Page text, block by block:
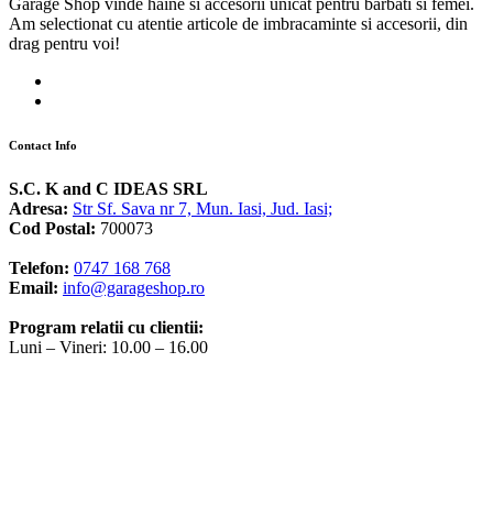
Am selectionat cu atentie articole de imbracaminte si accesorii, din
drag pentru voi!
Contact Info
S.C. K and C IDEAS SRL
Adresa: Str Sf. Sava nr 7, Mun. Iasi, Jud. Iasi;
Cod Postal: 700073
Telefon: 0747 168 768
Email: info@garageshop.ro
Program relatii cu clientii:
Luni – Vineri: 10.00 – 16.00